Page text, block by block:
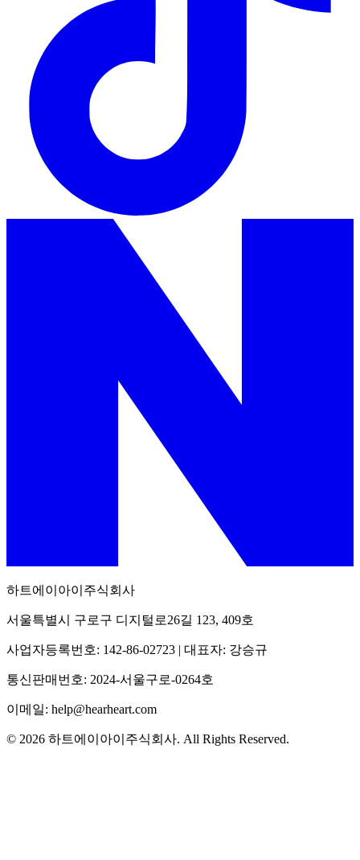
하트에이아이주식회사
서울특별시 구로구 디지털로26길 123, 409호
사업자등록번호: 142-86-02723 | 대표자: 강승규
통신판매번호: 2024-서울구로-0264호
이메일: help@hearheart.com
© 2026 하트에이아이주식회사. All Rights Reserved.